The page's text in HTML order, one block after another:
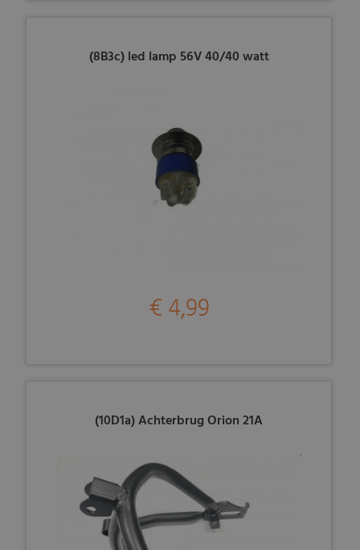
(8B3c) led lamp 56V 40/40 watt
€ 4,99
(10D1a) Achterbrug Orion 21A